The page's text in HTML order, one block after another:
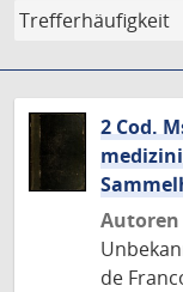
2 Cod.
Autoren
de